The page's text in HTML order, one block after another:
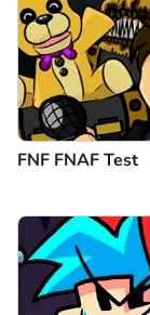
FNF FNAF Test